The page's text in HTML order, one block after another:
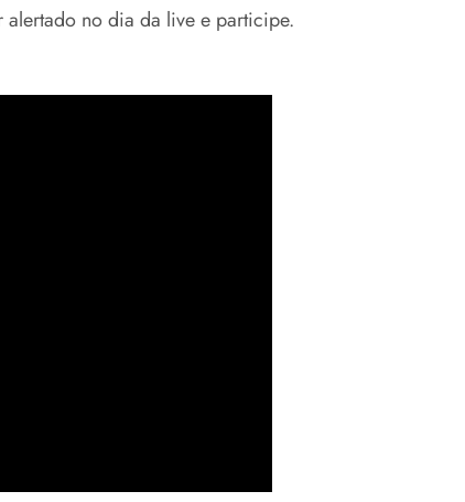
no dia da live e participe.